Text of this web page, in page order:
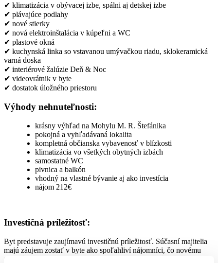
✔ klimatizácia v obývacej izbe, spálni aj detskej izbe
✔ plávajúce podlahy
✔ nové stierky
✔ nová elektroinštalácia v kúpeľni a WC
✔ plastové okná
✔ kuchynská linka so vstavanou umývačkou riadu, sklokeramická
varná doska
✔ interiérové žalúzie Deň & Noc
✔ videovrátnik v byte
✔ dostatok úložného priestoru
Výhody nehnuteľnosti:
krásny výhľad na Mohylu M. R. Štefánika
pokojná a vyhľadávaná lokalita
kompletná občianska vybavenosť v blízkosti
klimatizácia vo všetkých obytných izbách
samostatné WC
pivnica a balkón
vhodný na vlastné bývanie aj ako investícia
nájom 212€
Investičná príležitosť:
Byt predstavuje zaujímavú investičnú príležitosť. Súčasní majitelia
majú záujem zostať v byte ako spoľahliví nájomníci, čo novému
vlastníkovi umožňuje plynulý prechod na investičný prenájom a